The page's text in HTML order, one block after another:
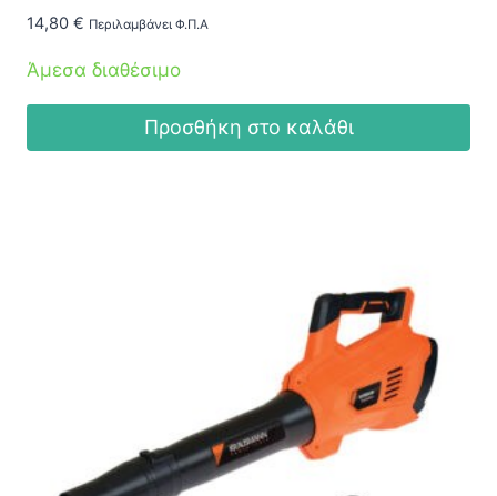
14,80 € Περιλαμβάνει Φ.Π.Α
Άμεσα διαθέσιμο
Προσθήκη στο καλάθι